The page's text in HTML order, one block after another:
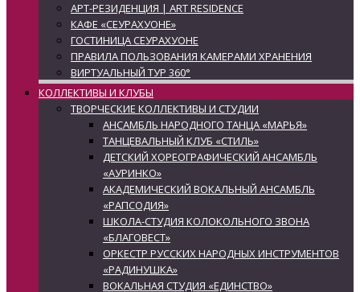
АРТ-РЕЗИДЕНЦИЯ | ART RESIDENCE
КАФЕ «СЕУРАХУОНЕ»
ГОСТИНИЦА СЕУРАХУОНЕ
ПРАВИЛА ПОЛЬЗОВАНИЯ КАМЕРАМИ ХРАНЕНИЯ
ВИРТУАЛЬНЫЙ ТУР 360°
КОЛЛЕКТИВЫ И КЛУБЫ
ТВОРЧЕСКИЕ КОЛЛЕКТИВЫ И СТУДИИ
АНСАМБЛЬ НАРОДНОГО ТАНЦА «МАРЬЯ»
ТАНЦЕВАЛЬНЫЙ КЛУБ «СТИЛЬ»
ДЕТСКИЙ ХОРЕОГРАФИЧЕСКИЙ АНСАМБЛЬ
«АУРИНКО»
АКАДЕМИЧЕСКИЙ ВОКАЛЬНЫЙ АНСАМБЛЬ
«РАПСОДИЯ»
ШКОЛА-СТУДИЯ КОЛОКОЛЬНОГО ЗВОНА
«БЛАГОВЕСТ»
ОРКЕСТР РУССКИХ НАРОДНЫХ ИНСТРУМЕНТОВ
«РАДИНУШКА»
ВОКАЛЬНАЯ СТУДИЯ «ЕДИНСТВО»